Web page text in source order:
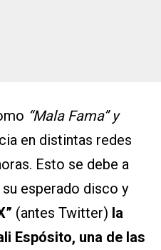
“Mala Fama” y
en distintas redes
Esto se debe a
esperado disco y
(antes Twitter) la
Espósito, una de las